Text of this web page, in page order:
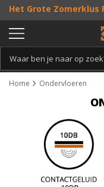
Het Grote Zomerklus
bestelling vanaf €25,
Persoonlijk & gratis
Home Ondervloeren